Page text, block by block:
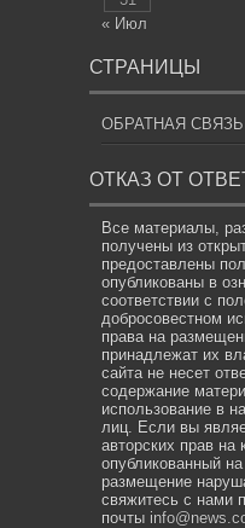
« Июл
СТРАНИЦЫ
ОБРАТНАЯ СВЯЗЬ
ОТКАЗ ОТ
Все материалы,
получены из
предоставлены
опубликованы в
соответствии с
добросовестном
права на
принадлежат их
сайта не несет
содержание
использование в
лиц. Если вы
авторских прав на
опубликованный
размещение
свяжитесь с нами
почты